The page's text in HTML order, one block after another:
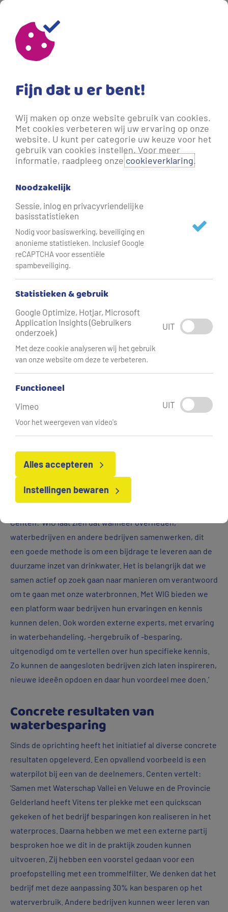
19-03-2024 09:18
duurzaam watergebruik
gezamenlijk initiatief van Waterschap Vallei en Veluwe, de
Provincie Gelderland, Waterschap Rijn en IJssel, en
waterbedrijf Vitens. Inmiddels hebben zo’n 50 bedrijven
zich hierbij aangesloten. Michel Centen is
Gelderland. Hij is vanaf het begin betrokken geweest bij
dit project en enthousiast over de mogelijkheden:
‘Waterkoplopers Industrie Gelderland is een reactie op de
groeiende vraag naar water door de industrie in deze
provincie. Bedrijven erkennen de noodzaak om samen te
werken aan innovatieve oplossingen om water te
Een van de opvallende aspecten van WIG is de onderlinge
Centen: ‘WIG laat zien dat wanneer overheden,
waterbedrijven en andere bedrijven samenwerken, dit
een goede methode is om een bijdrage te leveren aan de
duurzame inzet van drinkwater. Het is belangrijk dat we
samen actief op zoek gaan naar manieren om verantwoord
om te gaan met onze waterbronnen. Met WIG bieden we
een platform waar bedrijven hun ervaringen en kennis
kunnen delen. Ook worden externe experts, met ervaring
in waterbehandeling, -hergebruik of -besparing,
uitgenodigd om te vertellen over hun specifieke kennis.
Zo kunnen de aangesloten bedrijven zich laten inspireren,
nieuwe ideeën opdoen en daar hun voordeel mee doen.’
Concrete resultaten van
waterbesparing
Sinds de oprichting heeft het initiatief al diverse concrete
resultaten opgeleverd. Een opvallend voorbeeld is een
waterpilot bij een van de deelnemers. Centen vertelt:
‘Samen met Waterschap Vallei en Veluwe en de Provincie
Gelderland heeft Vitens ter plekke met een quickscan
gekeken of het bedrijf besparingen kon realiseren in het
waterproces. Daarna hebben we met een externe partij
besproken hoe we dit in de praktijk zouden kunnen
uitvoeren. Zij hebben een voorstel gedaan voor een
proefopstelling met een trommelfilter. We denken dat het
bedrijf met deze aanpassing 30% kan besparen op het
waterverbruik. Andere bedrijven kunnen weer leren van
Fijn dat u er bent!
Wij maken op onze website gebruik van cookies.
Met cookies verbeteren wij uw ervaring op onze
website. U kunt per categorie uw keuze voor het
gebruik van cookies instellen. Voor meer
informatie, raadpleeg onzecookieverklaring.
Noodzakelijk
Sessie, inlog en privacyvriendelijke
basisstatistieken
Nodig voor basiswerking, beveiliging en
anonieme statistieken. Inclusief Google
reCAPTCHA voor essentiële
spambeveiliging.
Statistieken & gebruik
Google Optimize, Hotjar, Microsoft
Application Insights (Gebruikers
onderzoek)
Met deze cookie analyseren wij het gebruik
van onze website om deze te verbeteren.
UIT
Functioneel
Vimeo
Voor het weergeven van video's
UIT
Alles accepteren
Instellingen bewaren